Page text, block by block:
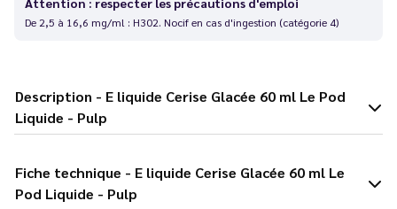
De 2,5 à 16,6 mg/ml : H302. Nocif en cas d'ingestion (catégorie 4)
Description - E liquide Cerise Glacée 60 ml Le Pod
Liquide - Pulp
Fiche technique - E liquide Cerise Glacée 60 ml Le
Pod Liquide - Pulp